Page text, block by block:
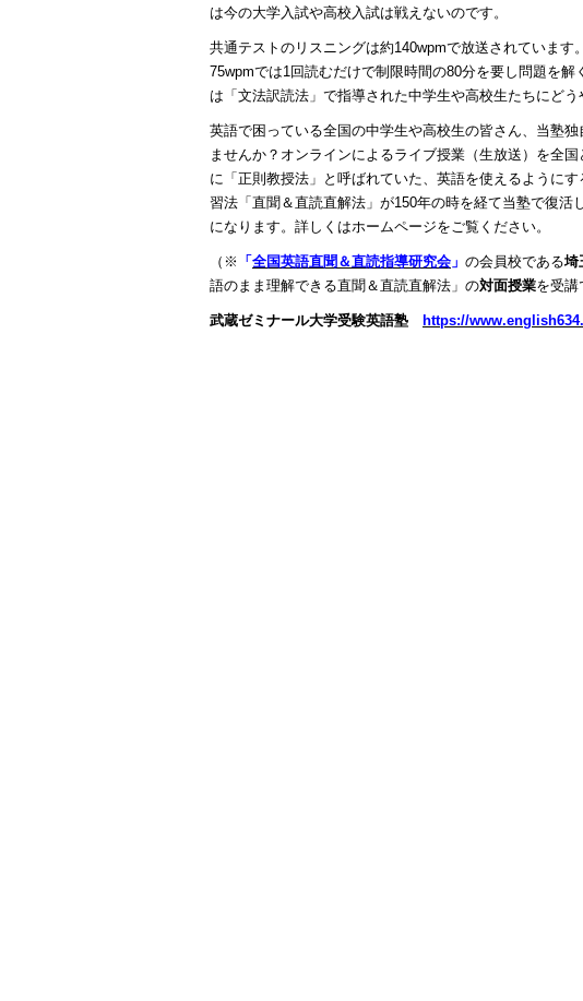
は今の大学入試や高校入試は戦えないのです。
共通テストのリスニングは約140wpmで放送されています
75wpmでは1回読むだけで制限時間の80分を要し問題を
は「文法訳読法」で指導された中学生や高校生たちにど
英語で困っている全国の中学生や高校生の皆さん、当塾
ませんか？オンラインによるライブ授業（生放送）を全
に「正則教授法」と呼ばれていた、英語を使えるように
習法「直聞＆直読直解法」が150年の時を経て当塾で復
になります。詳しくはホームページをご覧ください。
（※ 「 全国英語直聞＆直読指導研究会 」 の会員校である埼
語のまま理解できる直聞＆直読直解法」の対面授業を受講
武蔵ゼミナール大学受験英語塾 https://